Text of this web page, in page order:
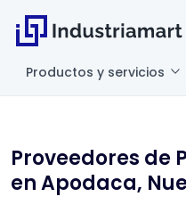
Productos y servicios
Proveedores de
en Apodaca,